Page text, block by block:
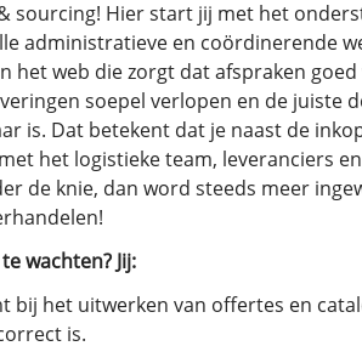
sourcing! Hier start jij met het
administratieve en coördinerende
het web die zorgt dat afspraken
soepel verlopen en de juiste
is. Dat betekent dat je naast de
het logistieke team, leveranciers
de knie, dan word steeds meer
wachten? Jij:
bij het uitwerken van offertes en
is.